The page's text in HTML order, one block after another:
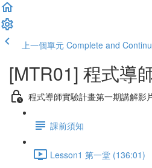
上一個單元 Complete and
[MTR01] 程式導
程式導師實驗計畫第一期講解影
課前須知
Lesson1 第一堂 (136:01)